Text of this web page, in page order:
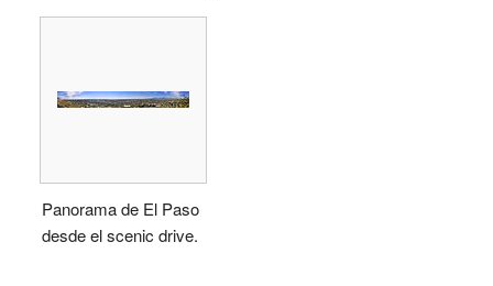
Panorama de El Paso
desde el scenic drive.